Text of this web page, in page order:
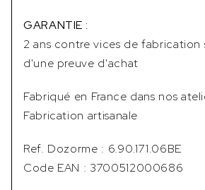
GARANTIE :
2 ans contre vices de fabrication
d'une preuve d'achat
Fabriqué en France dans nos
Fabrication artisanale
Ref. Dozorme : 6.90.171.06BE
Code EAN : 3700512000686